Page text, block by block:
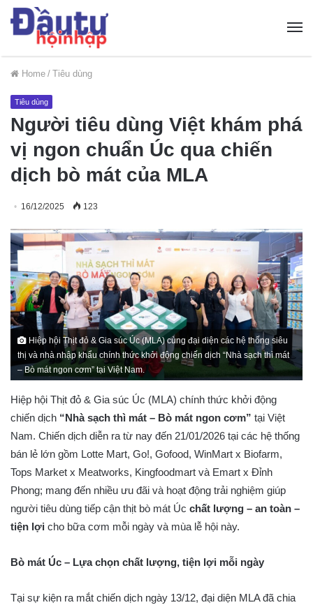
Home / Tiêu dùng
Tiêu dùng
Người tiêu dùng Việt khám phá
vị ngon chuẩn Úc qua chiến
dịch bò mát của MLA
16/12/2025 123
Hiệp hội Thịt đỏ & Gia súc Úc (MLA) cùng đại diện các hệ thống siêu
thị và nhà nhập khẩu chính thức khởi động chiến dịch “Nhà sạch thì mát
– Bò mát ngon cơm” tại Việt Nam.
Hiệp hội Thịt đỏ & Gia súc Úc (MLA) chính thức khởi động
chiến dịch “Nhà sạch thì mát – Bò mát ngon cơm” tại Việt
Nam. Chiến dịch diễn ra từ nay đến 21/01/2026 tại các hệ thống
bán lẻ lớn gồm Lotte Mart, Go!, Gofood, WinMart x Biofarm,
Tops Market x Meatworks, Kingfoodmart và Emart x Đỉnh
Phong; mang đến nhiều ưu đãi và hoạt động trải nghiệm giúp
người tiêu dùng tiếp cận thịt bò mát Úc chất lượng – an toàn –
tiện lợi cho bữa cơm mỗi ngày và mùa lễ hội này.
Bò mát Úc – Lựa chọn chất lượng, tiện lợi mỗi ngày
Tại sự kiện ra mắt chiến dịch ngày 13/12, đại diện MLA đã chia